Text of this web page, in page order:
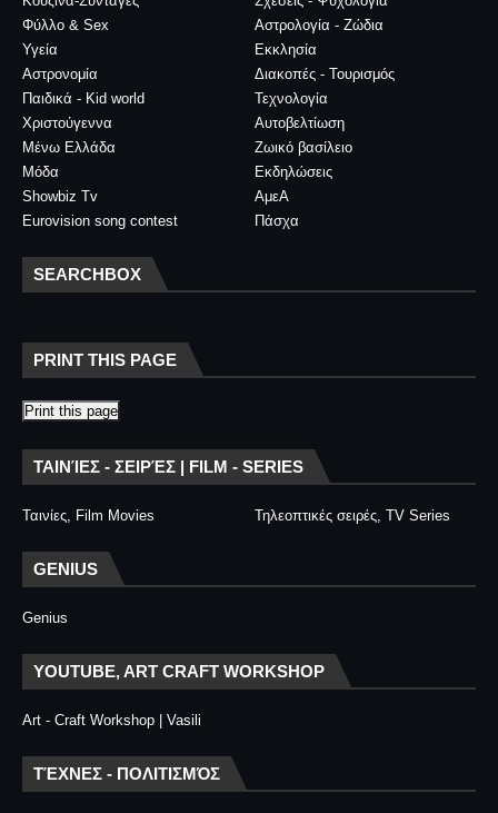
Φύλλο & Sex
Αστρολογία - Ζώδια
Υγεία
Εκκλησία
Αστρονομία
Διακοπές - Τουρισμός
Παιδικά - Kid world
Τεχνολογία
Χριστούγεννα
Αυτοβελτίωση
Μένω Ελλάδα
Ζωικό βασίλειο
Μόδα
Εκδηλώσεις
Showbiz Tv
ΑμεΑ
Eurovision song contest
Πάσχα
SEARCHBOX
PRINT THIS PAGE
Print this page
ΤΑΙΝΊΕΣ - ΣΕΙΡΈΣ | FILM - SERIES
Ταινίες, Film Movies Τηλεοπτικές σειρές, TV Series
GENIUS
Genius
YOUTUBE, ART CRAFT WORKSHOP
Art - Craft Workshop | Vasili
ΤΈΧΝΕΣ - ΠΟΛΙΤΙΣΜΌΣ